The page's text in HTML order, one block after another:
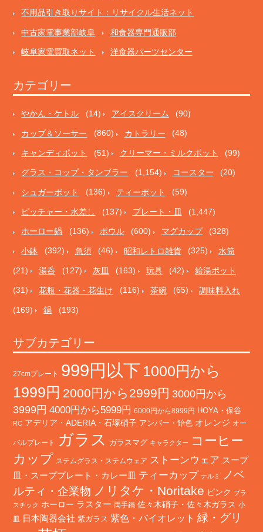
不用品引き取りサイト：リサイクル生活ネット
中古家電事業部岐阜 和食器専門通販部
岐阜家電買取ネット 洋食器パーツセンター
カテゴリー
やかん・ケトル (14) アイスクリーム (90)
カップ＆ソーサー (860) カトラリー (48)
キャンディポット (51) クリーマー・ミルクポット (99)
グラス・コップ・タンブラー (1,154) コースター (20)
シュガーポット (136) ティーポット (59)
ピッチャー・水差し (137) プレート・皿 (1,447)
ホーロー鍋 (136) ボウル (600) マグカップ (328)
小鉢 (392) 急須 (46) 昭和レトロ雑貨 (325) 水筒
(21) 湯呑 (127) 灰皿 (163) 玩具 (42) 給湯ポット
(31) 花瓶・花器・花生け (116) 茶碗 (65) 調味料入れ
(169) 鍋 (193)
サブカテゴリー
27cmプレート 999円以下 1000円から
1999円 2000円から2999円 3000円から
3999円 4000円から5999円 6000円から8999円 HOYA・保谷
RC アデリア・ADERIA・石塚硝子 アンバー・飴色 オレンジ オー
バルプレート ガラス ガラスマグ キャラクター
コーヒー
カップ ステムグラス・ステムウェア ストーンウェア スープ
皿・スーププレート・カレー皿 ティーカップ ナルミ
ノベ
ルティ・企業物 ノリタケ・Noritake ピンク プラ
スチック ホーロー ラスター 両手鍋 佐々木硝子・佐々木ガラス 小
皿
日本陶器会社 紫ガラス 紫色・バイオレット 緑・グリ